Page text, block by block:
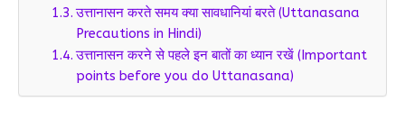
उत्तानासन करते समय क्या सावधानियां बरते (Uttanasana
Precautions in Hindi)
उत्तानासन करने से पहले इन बातों का ध्यान रखें (Important
points before you do Uttanasana)